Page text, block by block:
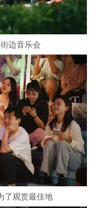
边音乐会
了观赏最佳地